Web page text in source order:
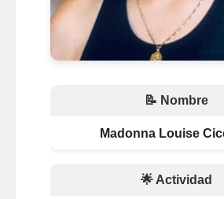
📝 Nombre
Madonna Louise
🌟 Actividad